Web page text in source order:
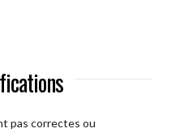
pas correctes ou